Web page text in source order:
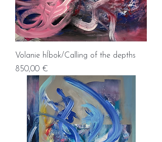
Volanie hĺbok/Calling of the depths
Prix
850,00 €